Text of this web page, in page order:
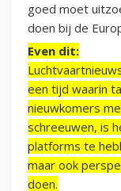
goed moet
doen bij de
Even dit:
een tijd waarin
nieuwkomers
schreeuwen, is
platforms te
maar ook
doen.